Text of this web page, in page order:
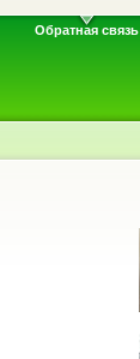
Обратная связь